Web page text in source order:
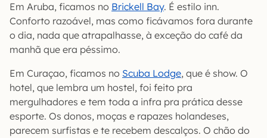
Em Aruba, ficamos no Brickell Bay. É estilo inn.
Conforto razoável, mas como ficávamos fora durante
o dia, nada que atrapalhasse, à exceção do café da
manhã que era péssimo.
Em Curaçao, ficamos no Scuba Lodge, que é show. O
hotel, que lembra um hostel, foi feito pra
mergulhadores e tem toda a infra pra prática desse
esporte. Os donos, moças e rapazes holandeses,
parecem surfistas e te recebem descalços. O chão do